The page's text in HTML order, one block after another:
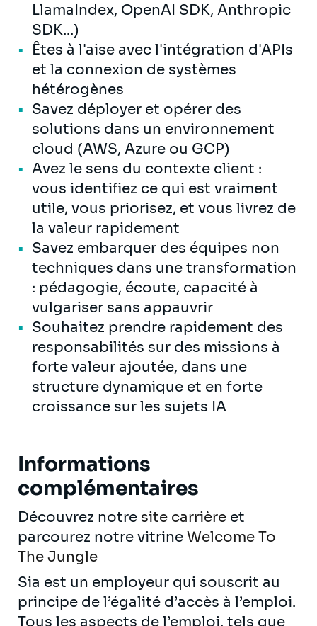
LlamaIndex, OpenAI SDK, Anthropic
SDK...)
Êtes à l'aise avec l'intégration d'APIs
et la connexion de systèmes
hétérogènes
Savez déployer et opérer des
solutions dans un environnement
cloud (AWS, Azure ou GCP)
Avez le sens du contexte client :
vous identifiez ce qui est vraiment
utile, vous priorisez, et vous livrez de
la valeur rapidement
Savez embarquer des équipes non
techniques dans une transformation
: pédagogie, écoute, capacité à
vulgariser sans appauvrir
Souhaitez prendre rapidement des
responsabilités sur des missions à
forte valeur ajoutée, dans une
structure dynamique et en forte
croissance sur les sujets IA
Informations
complémentaires
Découvrez notre site carrière et
parcourez notre vitrine Welcome To
The Jungle
Sia est un employeur qui souscrit au
principe de l’égalité d’accès à l’emploi.
Tous les aspects de l’emploi, tels que